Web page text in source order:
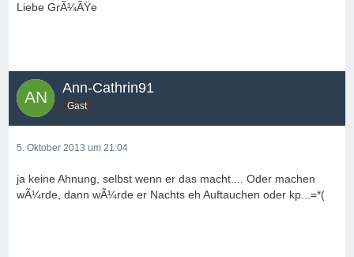
Liebe GrÃ¼ÃŸe
Ann-Cathrin91
Gast
5. Oktober 2013 um 21:04
ja keine Ahnung, selbst wenn er das macht.... Oder machen
wÃ¼rde, dann wÃ¼rde er Nachts eh Auftauchen oder kp...=*(